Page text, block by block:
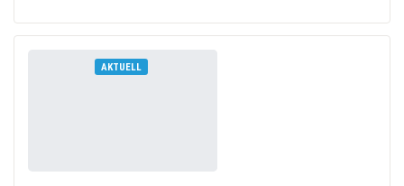
AKTUELL